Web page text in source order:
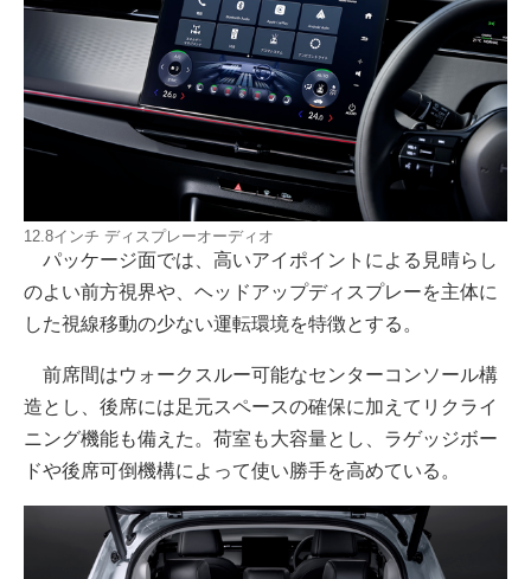
12.8インチ ディスプレーオーディオ
パッケージ面では、高いアイポイントによる見晴らし
のよい前方視界や、ヘッドアップディスプレーを主体に
した視線移動の少ない運転環境を特徴とする。
前席間はウォークスルー可能なセンターコンソール構
造とし、後席には足元スペースの確保に加えてリクライ
ニング機能も備えた。荷室も大容量とし、ラゲッジボー
ドや後席可倒機構によって使い勝手を高めている。